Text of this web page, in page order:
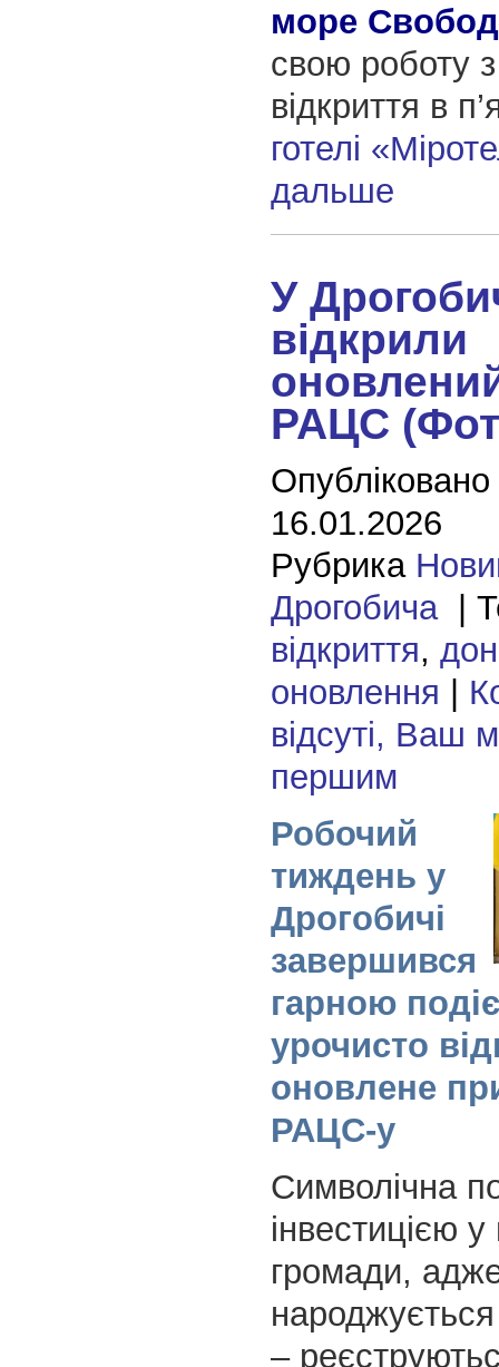
море
свою роботу з
відкриття в
готелі
дальше
У
відкрили
РАЦС
16.01.2026
Рубрика
Дрогобича|
відкриття,
оновлення
відсуті, Ваш
першим
Робочий
тиждень у
Дрогобичі
завершився
гарною
урочисто
оновлене
РАЦС-у
Символічна
інвестицією
громади,
народжується
–